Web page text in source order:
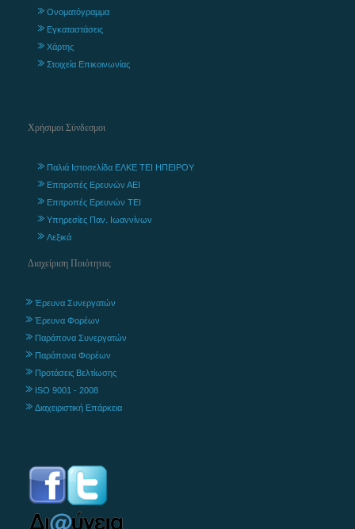
Ονοματόγραμμα
Εγκαταστάσεις
Χάρτης
Στοιχεία Επικοινωνίας
Χρήσιμοι Σύνδεσμοι
Παλιά Ιστοσελίδα ΕΛΚΕ ΤΕΙ ΗΠΕΙΡΟΥ
Επιτροπές Ερευνών ΑΕΙ
Επιτροπές Ερευνών ΤΕΙ
Υπηρεσίες Παν. Ιωαννίνων
Λεξικά
Διαχείριση Ποιότητας
Έρευνα Συνεργατών
Έρευνα Φορέων
Παράπονα Συνεργατών
Παράπονα Φορέων
Προτάσεις Βελτίωσης
ISO 9001 - 2008
Διαχειριστική Επάρκεια